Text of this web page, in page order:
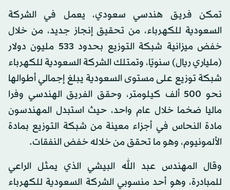
تمكن فريق هندسي سعودي، يعمل في الشركة
السعودية للكهرباء، من تحقيق إنجاز جديد، من خلال
خفض ميزانية شبكة التوزيع بحدود 533 مليون دولار
(ملياري ريال) سنويًا، وتمتلك الشركة السعودية للكهرباء
شبكة توزيع على مستوى السعودية يبلغ إجمالي أطوالها
نحو 500 ألف كيلومتر، وحقق الفريق الهندسي وفرا
ماليا ضخما خلال عام واحد، حيث استبدل المهندسون
مادة النحاس في أجزاء معينة من شبكة التوزيع بمادة
الألمونيوم، وهو ما تحقق من خلاله خفض النفقات.
وقال المهندس عبد الله البيشي الذي يمثل الراعي
للمبادرة، وهو أحد منسوبي الشركة السعودية للكهرباء